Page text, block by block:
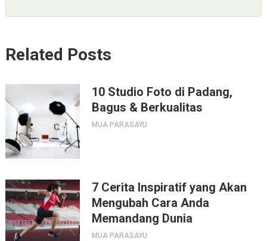
Related Posts
10 Studio Foto di Padang,
Bagus & Berkualitas
MUA PARASAYU
7 Cerita Inspiratif yang Akan
Mengubah Cara Anda
Memandang Dunia
MUA PARASAYU